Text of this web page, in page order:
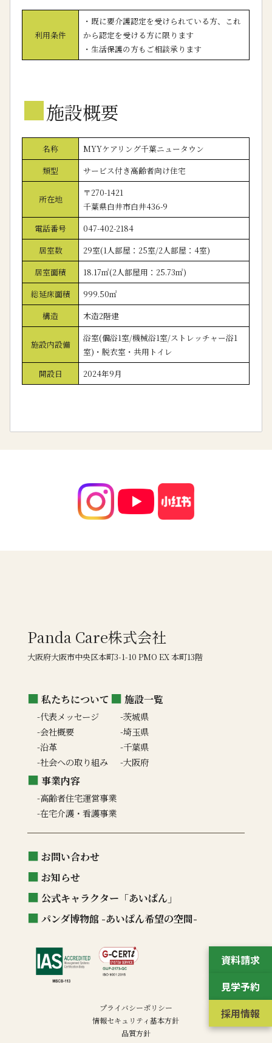
利用条件
・既に要介護認定を受けられている方、これ
から認定を受ける方に限ります
・生活保護の方もご相談承ります
■施設概要
名称
MYYケアリング千葉ニュータウン
類型
サービス付き高齢者向け住宅
所在地
〒270-1421
千葉県白井市白井436-9
電話番号
047-402-2184
居室数
29室(1人部屋：25室/2人部屋：4室)
居室面積
18.17㎡(2人部屋用：25.73㎡)
総延床面積
999.50㎡
構造
木造2階建
施設内設備
浴室(個浴1室/機械浴1室/ストレッチャー浴1
室)・脱衣室・共用トイレ
開設日
2024年9月
資料請求
見学予約
採用情報
Panda Care株式会社
大阪府大阪市中央区本町3-1-10 PMO EX 本町13階
私たちについて
代表メッセージ
会社概要
沿革
社会への取り組み
施設一覧
茨城県
埼玉県
千葉県
大阪府
事業内容
高齢者住宅運営事業
在宅介護・看護事業
お問い合わせ
お知らせ
公式キャラクター「あいぱん」
パンダ博物館 -あいぱん希望の空間-
プライバシーポリシー
情報セキュリティ基本方針
品質方針